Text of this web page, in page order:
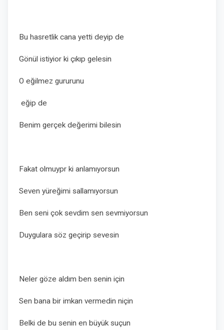
Bu hasretlik cana yetti deyip de
Gönül istiyior ki çıkıp gelesin
O eğilmez gururunu
eğip de
Benim gerçek değerimi bilesin
Fakat olmuypr ki anlamıyorsun
Seven yüreğimi sallamıyorsun
Ben seni çok sevdim sen sevmiyorsun
Duygulara söz geçirip sevesin
Neler göze aldım ben senin için
Sen bana bir imkan vermedin niçin
Belki de bu senin en büyük suçun